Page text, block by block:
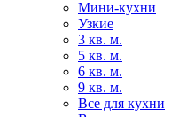
Мини-кухни
Узкие
3 кв. м.
5 кв. м.
6 кв. м.
9 кв. м.
Все для кухни